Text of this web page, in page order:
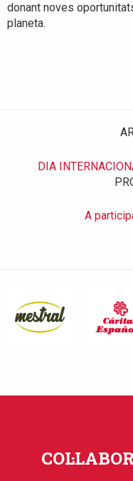
donant noves
planeta.
DIA
A